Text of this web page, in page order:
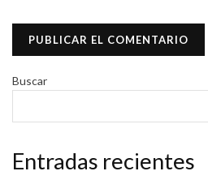
Buscar
Entradas recientes